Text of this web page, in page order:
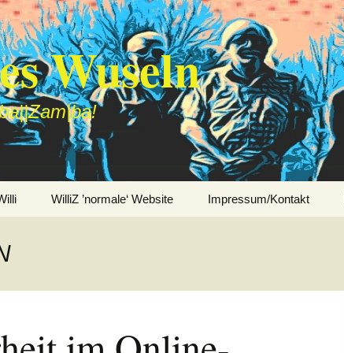
Wuseln
WilliZ ’normale‘ Website Impressum/Kontakt